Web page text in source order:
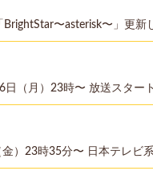
〜asterisk〜」更新
（月）23時〜 放送スター
）23時35分〜 日本テレビ